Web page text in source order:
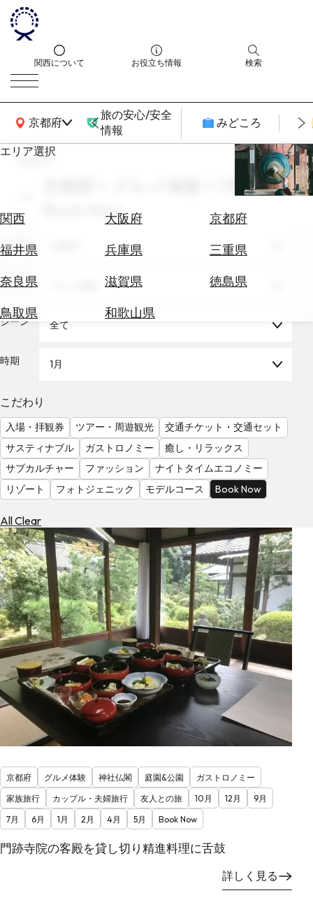
関西について お役立ち情報 検索
京都府
関西広域MAP
旅の安心/安全
情報
みどころ
エリア選択
関西 大阪府
京都府
福井県
兵庫県
三重県
奈良県
滋賀県
徳島県
鳥取県
和歌山県
エ
券
テ
を
る
天
気
を
見
る
search
京都府 × グルメ体験 × 1月 ×
Book Now
エリア
テーマ
シーン 全て
時期 1月
こだわり
入場・拝観券 ツアー・周遊観光
交通チケット・交通セット
サスティナブル
ガストロノミー
癒し・リラックス
サブカルチャー
ファッション
ナイトタイムエコノミー
リゾート
フォトジェニック モデルコース Book Now
All Clear
京都府 グルメ体験 神社仏閣 庭園&公園
ガストロノミー
家族旅行
カップル・夫婦旅行 友人との旅 10月 12月
9月
7月
6月 1月 2月 4月 5月 Book Now
門跡寺院の客殿を貸し切り精進料理に舌鼓
詳しく見る